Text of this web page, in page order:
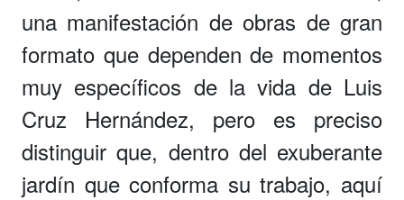
una manifestación de obras de gran
formato que dependen de momentos
muy específicos de la vida de Luis
Cruz Hernández, pero es preciso
distinguir que, dentro del exuberante
jardín que conforma su trabajo, aquí